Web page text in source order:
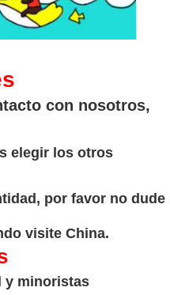
con nosotros,
elegir los otros
por favor no dude
visite China.
y minoristas